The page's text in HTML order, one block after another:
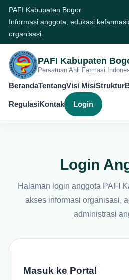
PAFI Kabupaten Bogor
Informasi anggota, edukasi
organisasi
PAFI Kabupaten
Persatuan Ahli Farmasi
BerandaTentangVisi MisiStruktur
RegulasiKontak Login
Login
Halaman login anggota PAFI
akses informasi organisasi,
administrasi
Masuk ke Portal